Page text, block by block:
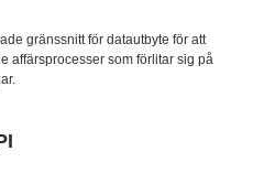
gränssnitt för datautbyte för att
affärsprocesser som förlitar sig på